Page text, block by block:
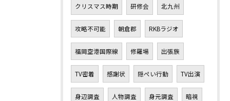
クリスマス時期 研修会 北九州
攻略不可能 朝倉郡 RKBラジオ
福岡空港国際線 修羅場 出張族
TV密着 感謝状 隠ぺい行動 TV出演
身辺調査 人物調査 身元調査 暗視